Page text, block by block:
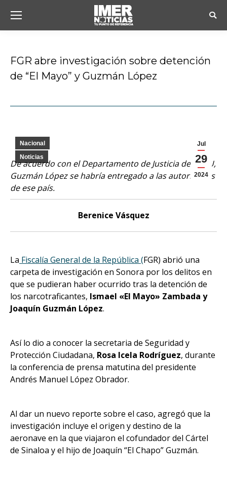
FGR abre investigación sobre detención
de “El Mayo” y Guzmán López
Jul
29
2024
Nacional
Noticias
De acuerdo con el Departamento de Justicia de EEUU,
Guzmán López se habría entregado a las autoridades
de ese país.
Berenice Vásquez
La Fiscalía General de la República (FGR) abrió una
carpeta de investigación en Sonora por los delitos en
que se pudieran haber ocurrido tras la detención de
los narcotraficantes, Ismael «El Mayo» Zambada y
Joaquín Guzmán López.
Así lo dio a conocer la secretaria de Seguridad y
Protección Ciudadana, Rosa Icela Rodríguez, durante
la conferencia de prensa matutina del presidente
Andrés Manuel López Obrador.
Al dar un nuevo reporte sobre el caso, agregó que la
investigación incluye el origen y destino de la
aeronave en la que viajaron el cofundador del Cártel
de Sinaloa y el hijo de Joaquín “El Chapo” Guzmán.